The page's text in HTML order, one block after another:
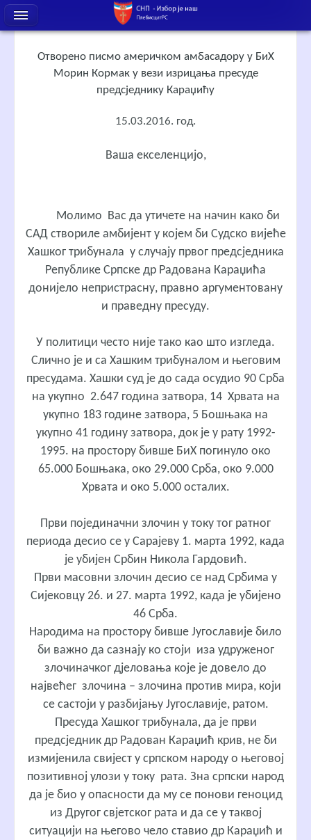
Отворено писмо америчком амбасадору у БиХ
Морин Кормак у вези изрицања пресуде
предсједнику Караџићу
15.03.2016. год.
Ваша екселенцијо,
Молимо Вас да утичете на начин како би
САД створиле амбијент у којем би Судско вијеће
Хашког трибунала у случају првог предсједника
Републике Српске др Радована Караџића
донијело непристрасну, правно аргументовану
и праведну пресуду.
У политици често није тако као што изгледа.
Слично је и са Хашким трибуналом и његовим
пресудама. Хашки суд је до сада осудио 90 Срба
на укупно 2.647 година затвора, 14 Хрвата на
укупно 183 године затвора, 5 Бошњака на
укупно 41 годину затвора, док је у рату 1992-
1995. на простору бивше БиХ погинуло око
65.000 Бошњака, око 29.000 Срба, око 9.000
Хрвата и око 5.000 осталих.
Први појединачни злочин у току тог ратног
периода десио се у Сарајеву 1. марта 1992, када
је убијен Србин Никола Гардовић.
Први масовни злочин десио се над Србима у
Сијековцу 26. и 27. марта 1992, када је убијено
46 Срба.
Народима на простору бивше Југославије било
би важно да сазнају ко стоји иза удруженог
злочиначког дјеловања које је довело до
највећег злочина – злочина против мира, који
се састоји у разбијању Југославије, ратом.
Пресуда Хашког трибунала, да је први
предсједник др Радован Караџић крив, не би
измијенила свијест у српском народу о његовој
позитивној улози у току рата. Зна српски народ
да је био у опасности да му се понови геноцид
из Другог свјетског рата и да се у таквој
ситуацији на његово чело ставио др Караџић и